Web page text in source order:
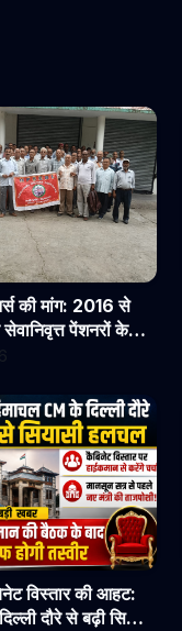
की मांग: 2016 से
पेंशनरों के
विस्तार की आहट:
दौरे से बढ़ी सियासी